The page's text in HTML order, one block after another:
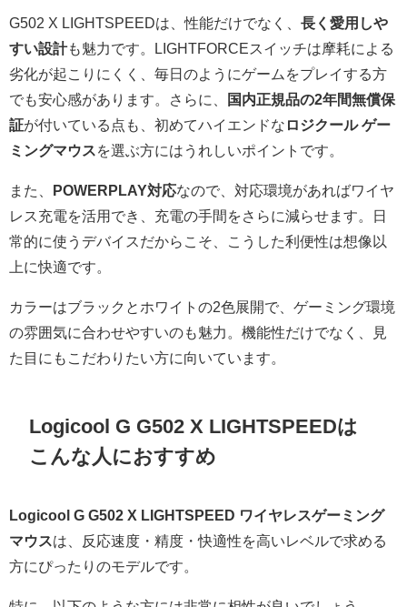
G502 X LIGHTSPEEDは、性能だけでなく、 長く愛用しや
すい設計も魅力です。LIGHTFORCEスイッチは摩耗による
劣化が起こりにくく、毎日のようにゲームをプレイする方
でも安心感があります。さらに、
国内正規品の2年間無償保
証が付いている点も、初めてハイエンドな ロジクール ゲー
ミングマウスを選ぶ方にはうれしいポイントです。
また、 POWERPLAY対応なので、対応環境があればワイヤ
レス充電を活用でき、充電の手間をさらに減らせます。日
常的に使うデバイスだからこそ、こうした利便性は想像以
上に快適です。
カラーはブラックとホワイトの2色展開で、ゲーミング環境
の雰囲気に合わせやすいのも魅力。機能性だけでなく、見
た目にもこだわりたい方に向いています。
Logicool G G502 X LIGHTSPEEDは
こんな人におすすめ
Logicool G G502 X LIGHTSPEED ワイヤレスゲーミング
マウスは、反応速度・精度・快適性を高いレベルで求める
方にぴったりのモデルです。